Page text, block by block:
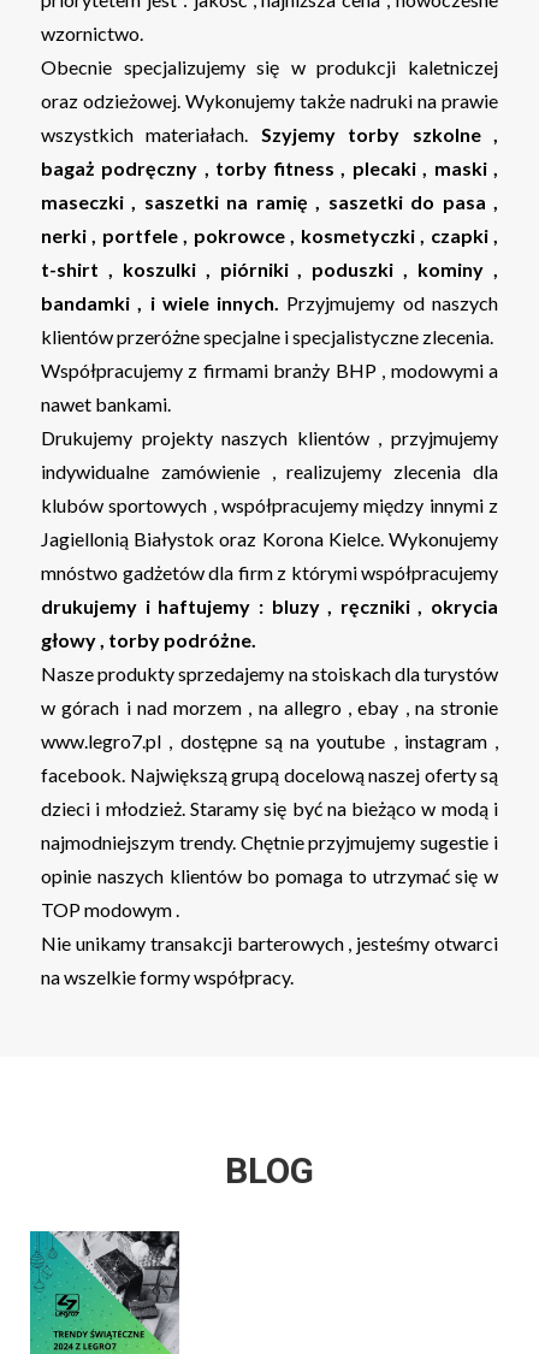
wzornictwo.
Obecnie specjalizujemy się w produkcji kaletniczej
oraz odzieżowej. Wykonujemy także nadruki na prawie
wszystkich materiałach. Szyjemy torby szkolne ,
bagaż podręczny , torby fitness , plecaki , maski ,
maseczki , saszetki na ramię , saszetki do pasa ,
nerki , portfele , pokrowce , kosmetyczki , czapki ,
t-shirt , koszulki , piórniki , poduszki , kominy ,
bandamki , i wiele innych.
Przyjmujemy od naszych
klientów przeróżne specjalne i specjalistyczne zlecenia.
Współpracujemy z firmami branży BHP , modowymi a
nawet bankami.
Drukujemy projekty naszych klientów , przyjmujemy
indywidualne zamówienie , realizujemy zlecenia dla
klubów sportowych , współpracujemy między innymi z
Jagiellonią Białystok oraz Korona Kielce. Wykonujemy
mnóstwo gadżetów dla firm z którymi współpracujemy
drukujemy i haftujemy : bluzy , ręczniki , okrycia
głowy , torby podróżne.
Nasze produkty sprzedajemy na stoiskach dla turystów
w górach i nad morzem , na allegro , ebay , na stronie
www.legro7.pl , dostępne są na youtube , instagram ,
facebook. Największą grupą docelową naszej oferty są
dzieci i młodzież. Staramy się być na bieżąco w modą i
najmodniejszym trendy. Chętnie przyjmujemy sugestie i
opinie naszych klientów bo pomaga to utrzymać się w
TOP modowym .
Nie unikamy transakcji barterowych , jesteśmy otwarci
na wszelkie formy współpracy.
BLOG